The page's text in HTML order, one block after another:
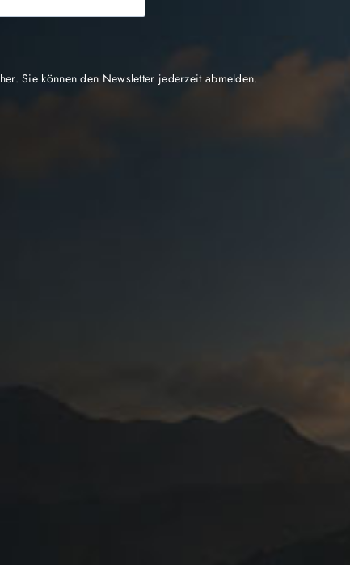
oder Milch gemischt aufgewärmt, wird
eingetaucht wird sodass er schmilzt.
vom Kakaoanbau. Kakaobohnen sind
genauer hinzusehen und Euch ein Paar
Kolumbien zu geben.
Weg der Schokolade
und Niederschläge, aber auch
schattenspendenden Gewächsen
, oder Mangobäumen kultiviert wird. Kakao
Bedingungen und laut Schätzungen
Hektar Landfläche wegen Klima und
Sie können den Newsletter jederzeit abmelden.